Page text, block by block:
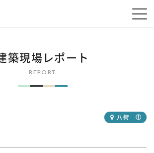
築現場レポート
REPORT
八街 ①